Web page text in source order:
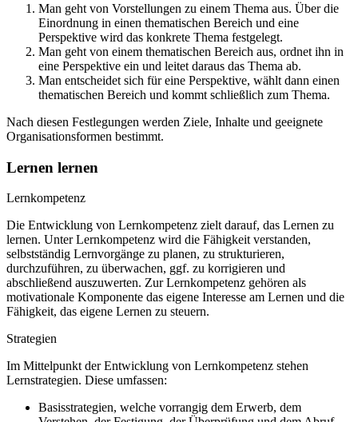
Man geht von Vorstellungen zu einem Thema aus. Über die
Einordnung in einen thematischen Bereich und eine
Perspektive wird das konkrete Thema festgelegt.
Man geht von einem thematischen Bereich aus, ordnet ihn in
eine Perspektive ein und leitet daraus das Thema ab.
Man entscheidet sich für eine Perspektive, wählt dann einen
thematischen Bereich und kommt schließlich zum Thema.
Nach diesen Festlegungen werden Ziele, Inhalte und geeignete
Organisationsformen bestimmt.
Lernen lernen
Lernkompetenz
Die Entwicklung von Lernkompetenz zielt darauf, das Lernen zu
lernen. Unter Lernkompetenz wird die Fähigkeit verstanden,
selbstständig Lernvorgänge zu planen, zu strukturieren,
durchzuführen, zu überwachen, ggf. zu korrigieren und
abschließend auszuwerten. Zur Lernkompetenz gehören als
motivationale Komponente das eigene Interesse am Lernen und die
Fähigkeit, das eigene Lernen zu steuern.
Strategien
Im Mittelpunkt der Entwicklung von Lernkompetenz stehen
Lernstrategien. Diese umfassen:
Basisstrategien, welche vorrangig dem Erwerb, dem